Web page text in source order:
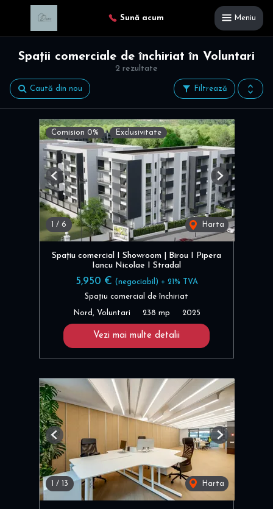
Sună acum Meniu
2 rezultate
Spații comerciale de închiriat în Voluntari
Filtrează
Caută din nou
Comision 0% Exclusivitate
1 / 6 Harta
Previous Next
Spațiu comercial I Showroom | Birou I Pipera
Iancu Nicolae I Stradal
5,950 € (negociabil) + 21% TVA
Spațiu comercial de închiriat
Nord, Voluntari 238 mp 2025
Vezi mai multe detalii
1 / 13 Harta
Previous Next